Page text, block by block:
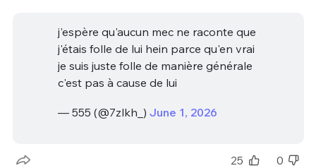
j'espère qu'aucun mec ne raconte que
j'étais folle de lui hein parce qu'en vrai
je suis juste folle de manière générale
c'est pas à cause de lui
— 555 (@7zlkh_) June 1, 2026
25 0